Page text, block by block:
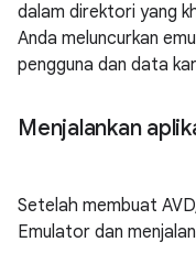
dalam direktori yang
Anda meluncurkan
pengguna dan data
Menjalankan
Setelah membuat
Emulator dan